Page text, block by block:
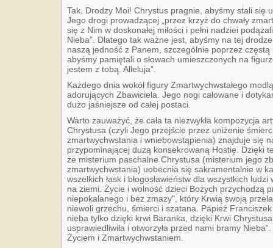
Tak, Drodzy Moi! Chrystus pragnie, abyśmy stali się
Jego drogi prowadzącej „przez krzyż do chwały
się z Nim w doskonałej miłości i pełni nadziei
Nieba”. Dlatego tak ważne jest, abyśmy na tej
naszą jedność z Panem, szczególnie poprzez
abyśmy pamiętali o słowach umieszczonych na
jestem z tobą. Alleluja”.
Każdego dnia wokół figury Zmartwychwstałego
adorujących Zbawiciela. Jego nogi całowane i
dużo jaśniejsze od całej postaci.
Warto zauważyć, że cała ta niezwykła kompozycja
Chrystusa (czyli Jego przejście przez uniżenie
zmartwychwstania i wniebowstąpienia) znajduje się
przypominającej dużą konsekrowaną Hostię. Dzięki
że misterium paschalne Chrystusa (misterium jego
zmartwychwstania) uobecnia się sakramentalnie w
wszelkich łask i błogosławieństw dla wszystkich
na ziemi. Życie i wolność dzieci Bożych przychodzą
niepokalanego i bez zmazy", który Krwią swoją
niewoli grzechu, śmierci i szatana. Papież
nieba tylko dzięki krwi Baranka, dzięki Krwi
usprawiedliwiła i otworzyła przed nami bramy
Życiem i Zmartwychwstaniem.